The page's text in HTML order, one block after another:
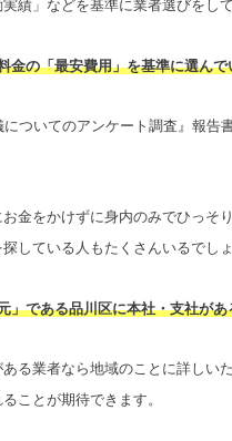
実績」などを基準に業者選びをし
金の「最安費用」を基準に選んで
についてのアンケート調査』報
金をかけずに身内のみでひっそ
している人もたくさんいるでしょ
」である品川区に本社・支社が
る業者なら地域のことに詳しい
ことが期待できます。